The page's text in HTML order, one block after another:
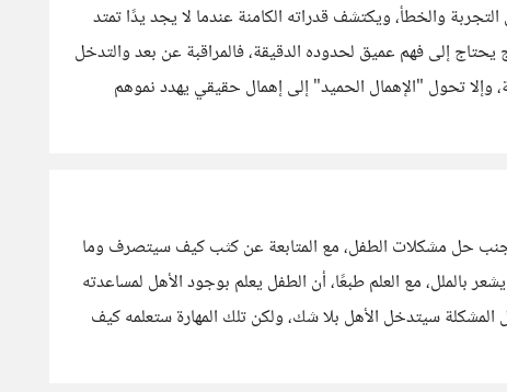
والخطأ، ويكتشف قدراته الكامنة عندما لا يجد يدًا تمتد
إلى فهم عميق لحدوده الدقيقة، فالمراقبة عن بعد والتدخل
وإلا تحول "الإهمال الحميد" إلى إهمال حقيقي يهدد نموهم
تجنب حل مشكلات الطفل، مع المتابعة عن كثب كيف سيتصرف وما
بالملل، مع العلم طبعًا، أن الطفل يعلم بوجود الأهل لمساعدته
سيتدخل الأهل بلا شك، ولكن تلك المهارة ستعلمه كيف